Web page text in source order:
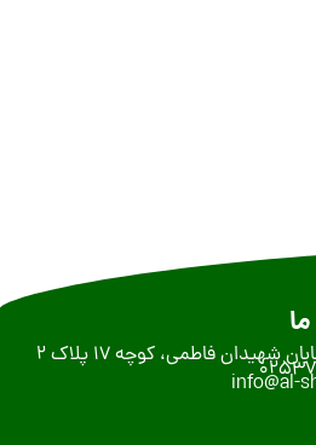
شهیدان فاطمی، کوچه 17 پلاک 2
info@al-